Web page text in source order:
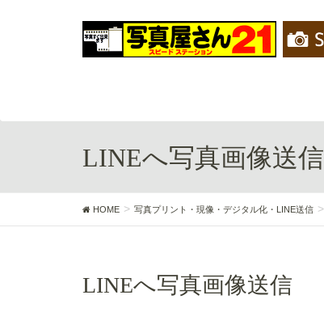
LINEへ写真画像送信
HOME 写真プリント・現像・デジタル化・LINE送信
LINEへ写真画像送信